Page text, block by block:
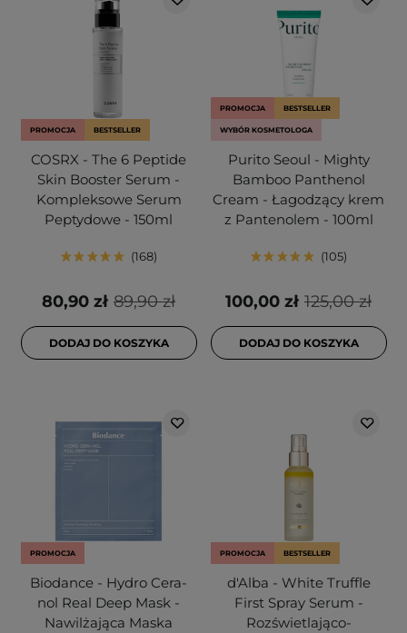
PROMOCJA BESTSELLER
COSRX - The 6 Peptide
Skin Booster Serum -
Kompleksowe Serum
Peptydowe - 150ml
168
89,90 zł
80,90 zł
DODAJ DO KOSZYKA
PROMOCJA BESTSELLER
WYBÓR KOSMETOLOGA
Purito Seoul - Mighty
Bamboo Panthenol
Cream - Łagodzący krem
z Pantenolem - 100ml
105
125,00 zł
100,00 zł
DODAJ DO KOSZYKA
PROMOCJA
Biodance - Hydro Cera-
nol Real Deep Mask -
Nawilżająca Maska
PROMOCJA BESTSELLER
d'Alba - White Truffle
First Spray Serum -
Rozświetlająco-